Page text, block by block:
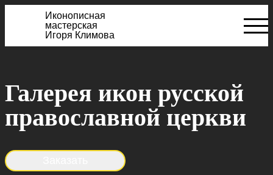
Иконописная
мастерская
Игоря Климова
Галерея икон русской
православной церкви